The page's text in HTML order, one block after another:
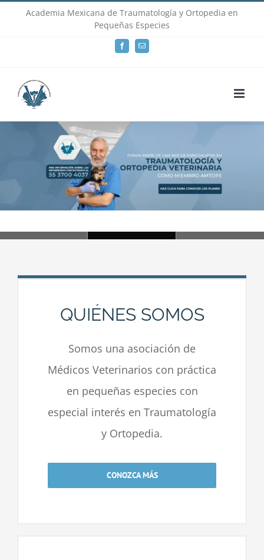
Academia Mexicana de Traumatología y Ortopedia en
Pequeñas Especies
FacebookEmail
Loading...
QUIÉNES SOMOS
Somos una asociación de
Médicos Veterinarios con práctica
en pequeñas especies con
especial interés en Traumatología
y Ortopedia.
CONOZCA MÁS